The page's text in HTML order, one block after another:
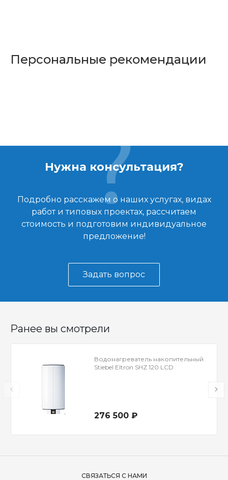
Персональные рекомендации
Нужна консультация?
Подробно расскажем о наших услугах, видах
работ и типовых проектах, рассчитаем
стоимость и подготовим индивидуальное
предложение!
Задать вопрос
Ранее вы смотрели
Водонагреватель накопительный
Stiebel Eltron SHZ 120 LCD
276 500 ₽
СВЯЗАТЬСЯ С НАМИ